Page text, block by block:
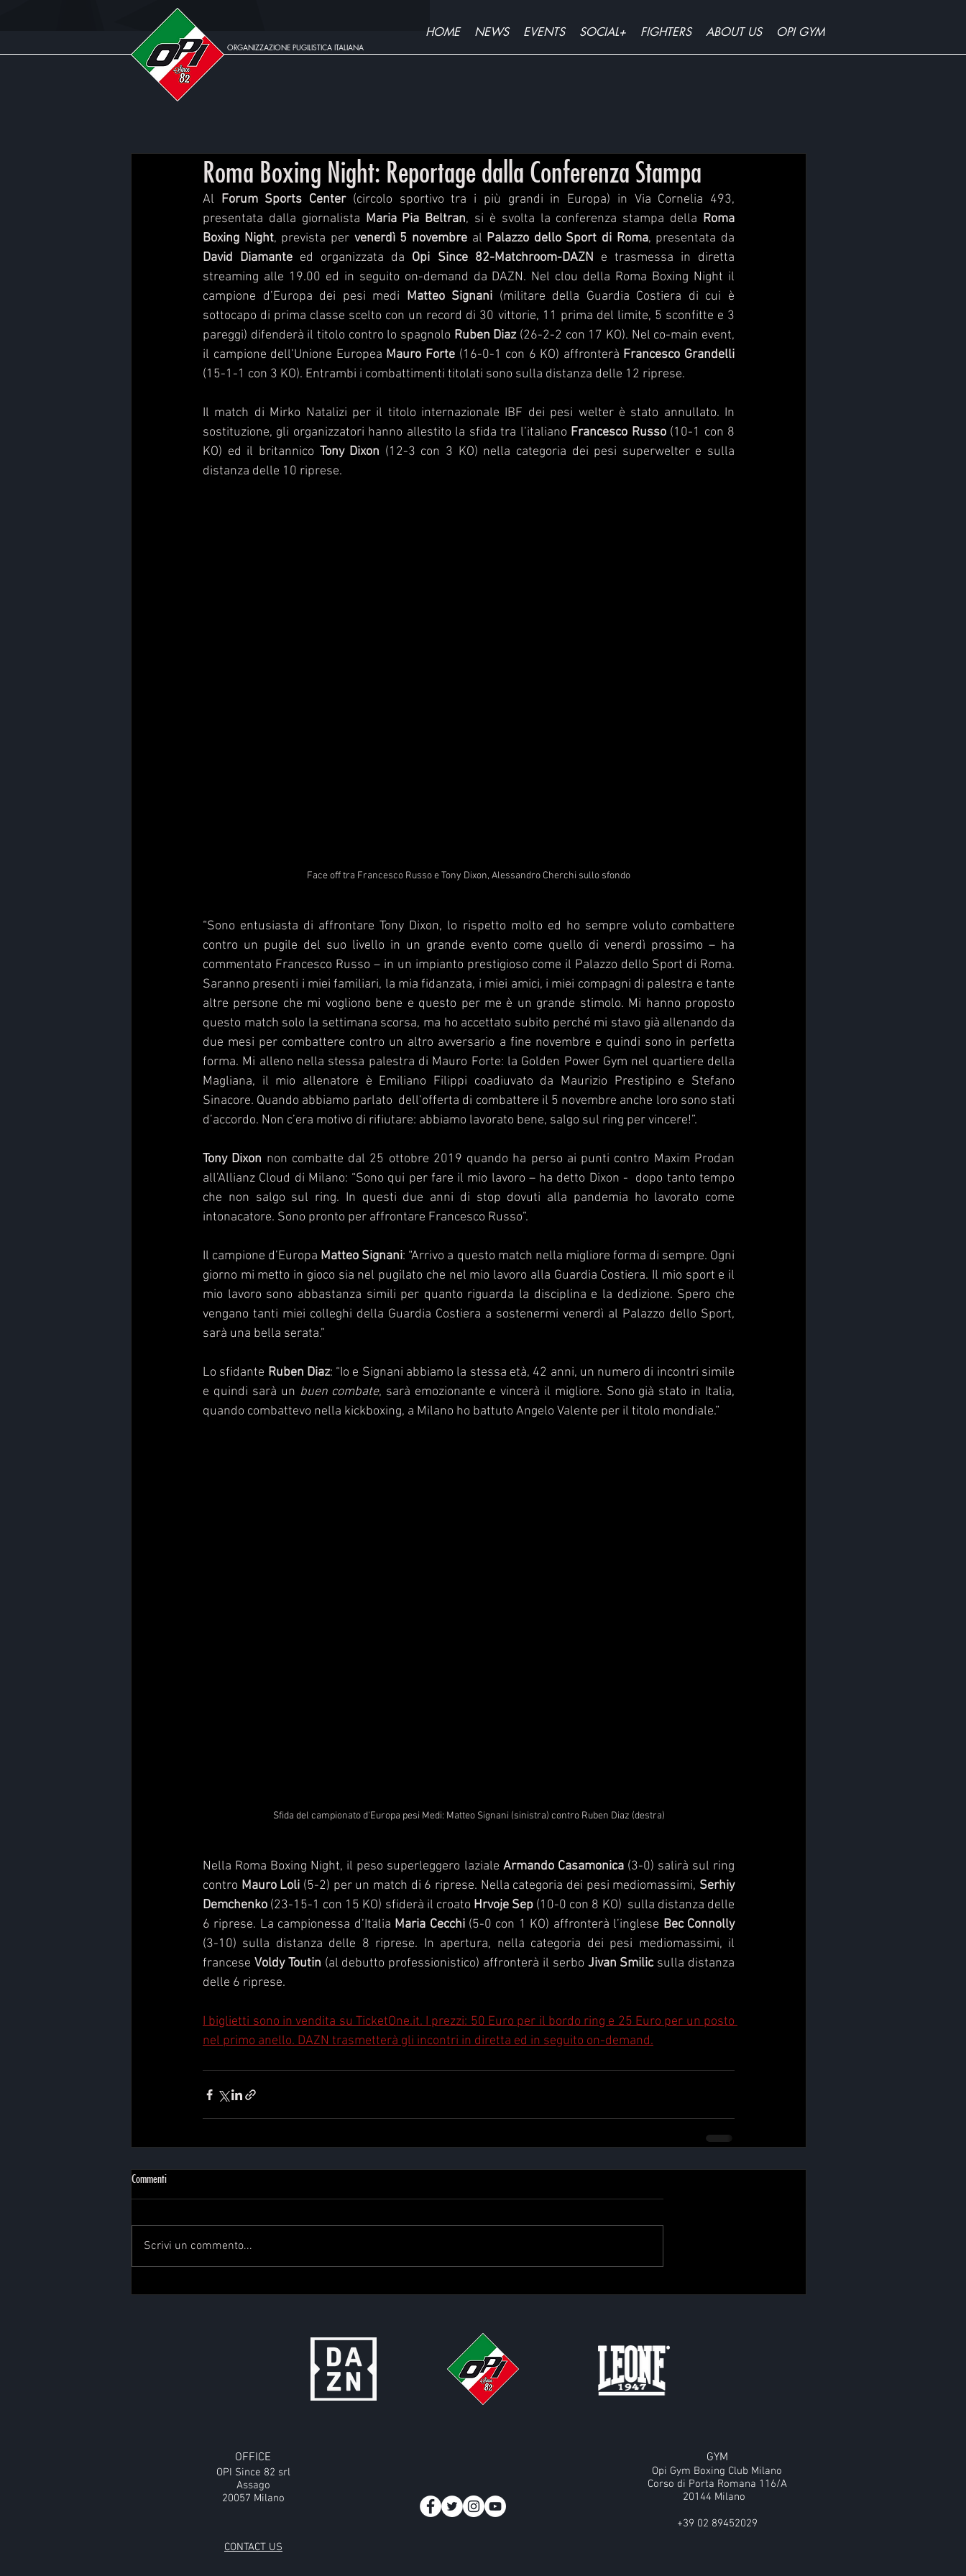
HOME NEWS EVENTS SOCIAL+ FIGHTERS ABOUT US OPI GYM
ORGANIZZAZIONE PUGILISTICA ITALIANA
Roma Boxing Night: Reportage dalla Conferenza Stampa
Al Forum Sports Center (circolo sportivo tra i più grandi in Europa) in Via Cornelia 493,
presentata dalla giornalista Maria Pia Beltran, si è svolta la conferenza stampa della Roma
Boxing Night, prevista per venerdì 5 novembre al Palazzo dello Sport di Roma
David Diamante ed organizzata da Opi Since 82-Matchroom-DAZN e trasmessa in diretta
streaming alle 19.00 ed in seguito on-demand da DAZN. Nel clou della Roma Boxing Night il
campione d’Europa dei pesi medi Matteo Signani (militare della Guardia Costiera di cui è
sottocapo di prima classe scelto con un record di 30 vittorie, 11 prima del limite, 5 sconfitte e 3
pareggi) difenderà il titolo contro lo spagnolo Ruben Diaz (26-2-2 con 17 KO). Nel co-main event,
il campione dell’Unione Europea Mauro Forte (16-0-1 con 6 KO) affronterà Francesco Grandelli
(15-1-1 con 3 KO). Entrambi i combattimenti titolati sono sulla distanza delle 12 riprese.
Il match di Mirko Natalizi per il titolo internazionale IBF dei pesi welter è stato annullato. In
sostituzione, gli organizzatori hanno allestito la sfida tra l’italiano Francesco Russo (10-1 con 8
KO) ed il britannico Tony Dixon (12-3 con 3 KO) nella categoria dei pesi superwelter e sulla
distanza delle 10 riprese.
Face off tra Francesco Russo e Tony Dixon, Alessandro Cherchi sullo sfondo
“Sono entusiasta di affrontare Tony Dixon, lo rispetto molto ed ho sempre voluto combattere
contro un pugile del suo livello in un grande evento come quello di venerdì prossimo – ha
commentato Francesco Russo – in un impianto prestigioso come il Palazzo dello Sport di Roma.
Saranno presenti i miei familiari, la mia fidanzata, i miei amici, i miei compagni di palestra e tante
altre persone che mi vogliono bene e questo per me è un grande stimolo. Mi hanno proposto
questo match solo la settimana scorsa, ma ho accettato subito perché mi stavo già allenando da
due mesi per combattere contro un altro avversario a fine novembre e quindi sono in perfetta
forma. Mi alleno nella stessa palestra di Mauro Forte: la Golden Power Gym nel quartiere della
Magliana, il mio allenatore è Emiliano Filippi coadiuvato da Maurizio Prestipino e Stefano
Sinacore. Quando abbiamo parlato  dell’offerta di combattere il 5 novembre anche loro sono stati
d’accordo. Non c’era motivo di rifiutare: abbiamo lavorato bene, salgo sul ring per vincere!”.
Tony Dixon non combatte dal 25 ottobre 2019 quando ha perso ai punti contro Maxim Prodan
all’Allianz Cloud di Milano: “Sono qui per fare il mio lavoro – ha detto Dixon -  dopo tanto tempo
che non salgo sul ring. In questi due anni di stop dovuti alla pandemia ho lavorato come
intonacatore. Sono pronto per affrontare Francesco Russo”.
Il campione d’Europa Matteo Signani: “Arrivo a questo match nella migliore forma di sempre. Ogni
giorno mi metto in gioco sia nel pugilato che nel mio lavoro alla Guardia Costiera. Il mio sport e il
mio lavoro sono abbastanza simili per quanto riguarda la disciplina e la dedizione. Spero che
vengano tanti miei colleghi della Guardia Costiera a sostenermi venerdì al Palazzo dello Sport,
sarà una bella serata.”
Lo sfidante Ruben Diaz: “Io e Signani abbiamo la stessa età, 42 anni, un numero di incontri simile
e quindi sarà un buen combate, sarà emozionante e vincerà il migliore. Sono già stato in Italia,
quando combattevo nella kickboxing, a Milano ho battuto Angelo Valente per il titolo mondiale.”
Sfida del campionato d'Europa pesi Medi: Matteo Signani (sinistra) contro Ruben Diaz (destra)
Nella Roma Boxing Night, il peso superleggero laziale Armando Casamonica (3-0) salirà sul ring
contro Mauro Loli (5-2) per un match di 6 riprese. Nella categoria dei pesi mediomassimi, Serhiy
Demchenko (23-15-1 con 15 KO) sfiderà il croato Hrvoje Sep (10-0 con 8 KO)  sulla distanza delle
6 riprese. La campionessa d’Italia Maria Cecchi (5-0 con 1 KO) affronterà l’inglese Bec Connolly
(3-10) sulla distanza delle 8 riprese. In apertura, nella categoria dei pesi mediomassimi, il
francese Voldy Toutin (al debutto professionistico) affronterà il serbo Jivan Smilic sulla distanza
delle 6 riprese.
I biglietti sono in vendita su TicketOne.it. I prezzi: 50 Euro per il bordo ring e 25 Euro per un posto
nel primo anello. DAZN trasmetterà gli incontri in diretta ed in seguito on-demand.
Commenti
Scrivi un commento...
OFFICE
OPI Since 82 srl
Assago
20057 Milano
GYM
Opi Gym Boxing Club Milano
Corso di Porta Romana 116/A
20144 Milano
+39 02 89452029
CONTACT US